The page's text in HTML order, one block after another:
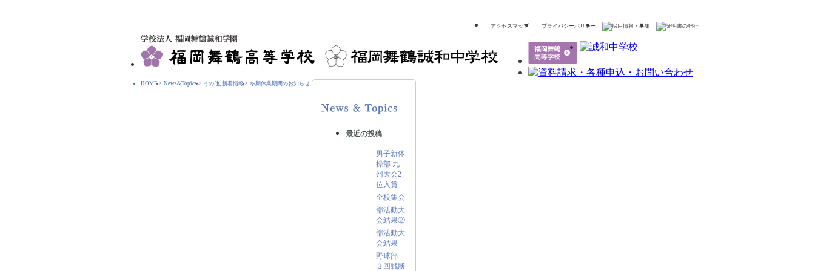
アクセスマップ プライバシーポリシー
HOME> News&Topics> その他, 新着情報> 冬期休業期間のお知らせ
最近の投稿
男子新体
操部 九
州大会2
位入賞
全校集会
部活動大
会結果②
部活動大
会結果
野球部
３回戦勝